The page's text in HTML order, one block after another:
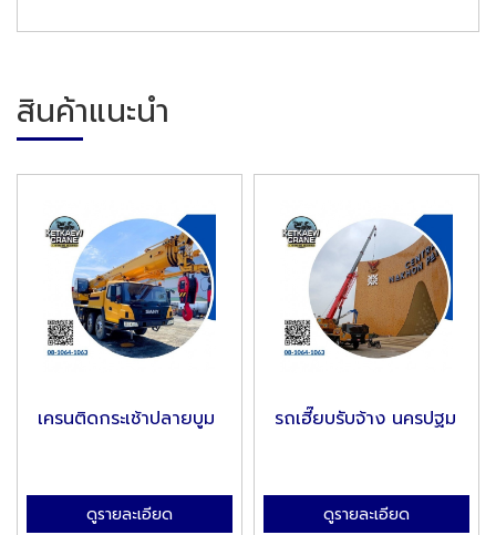
สินค้าแนะนำ
เครนติดกระเช้าปลายบูม
ดูรายละเอียด
รถเฮี๊ยบรับจ้าง นครปฐม
ดูรายละเอียด